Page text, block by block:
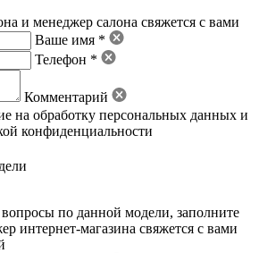
и менеджер салона свяжется с вами
Ваше имя *
Телефон *
Комментарий
на обработку персональных данных и
конфиденциальности
по данной модели, заполните
интернет-магазина свяжется с вами